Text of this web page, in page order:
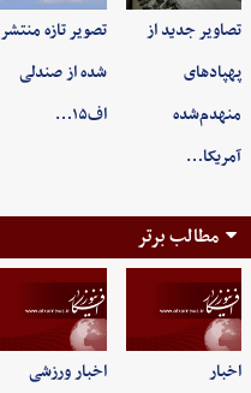
تصاویر جدید از
پهپادهای
منهدم‌شده
آمریکا…
تصویر تازه منتشر
شده از صندلی
اف۱۵…
مطالب برتر
اخبار اخبار ورزشی